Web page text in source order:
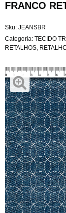
FRANCO
Sku: JEANSBR
Categoria: TECIDO
RETALHOS